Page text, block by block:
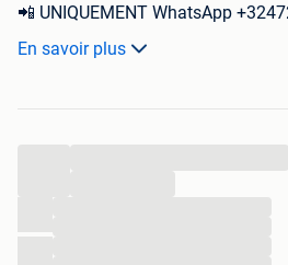
📲 UNIQUEMENT WhatsApp
📞 Appels directs acceptés – pas
🌍 Envoi international
En savoir plus